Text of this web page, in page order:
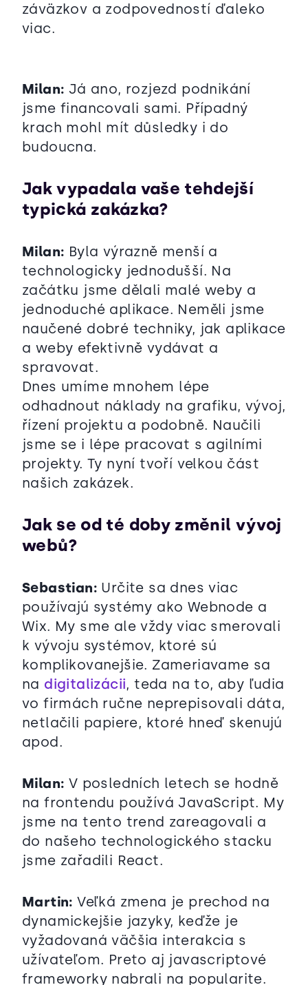
záväzkov a zodpovedností ďaleko
viac.
Milan: Já ano, rozjezd podnikání
jsme financovali sami. Případný
krach mohl mít důsledky i do
budoucna.
Jak vypadala vaše tehdejší
typická zakázka?
Milan: Byla výrazně menší a
technologicky jednodušší. Na
začátku jsme dělali malé weby a
jednoduché aplikace. Neměli jsme
naučené dobré techniky, jak aplikace
a weby efektivně vydávat a
spravovat.
Dnes umíme mnohem lépe
odhadnout náklady na grafiku, vývoj,
řízení projektu a podobně. Naučili
jsme se i lépe pracovat s agilními
projekty. Ty nyní tvoří velkou část
našich zakázek.
Jak se od té doby změnil vývoj
webů?
Sebastian: Určite sa dnes viac
používajú systémy ako Webnode a
Wix. My sme ale vždy viac smerovali
k vývoju systémov, ktoré sú
komplikovanejšie. Zameriavame sa
na digitalizácii, teda na to, aby ľudia
vo firmách ručne neprepisovali dáta,
netlačili papiere, ktoré hneď skenujú
apod.
Milan: V posledních letech se hodně
na frontendu používá JavaScript. My
jsme na tento trend zareagovali a
do našeho technologického stacku
jsme zařadili React.
Martin: Veľká zmena je prechod na
dynamickejšie jazyky, keďže je
vyžadovaná väčšia interakcia s
užívateľom. Preto aj javascriptové
frameworky nabrali na popularite.